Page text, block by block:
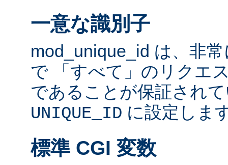
一意な識別子
mod_unique_id は、非
で 「すべて」のリクエ
であることが保証され
UNIQUE_ID に設定しま
標準 CGI 変数